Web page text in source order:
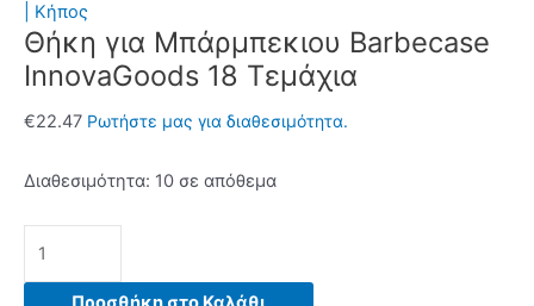
| Κήπος
Θήκη για Mπάρμπεκιου Barbecase
InnovaGoods 18 Τεμάχια
€22.47 Ρωτήστε μας για διαθεσιμότητα.
Διαθεσιμότητα: 10 σε απόθεμα
για
Mπάρμπεκιου